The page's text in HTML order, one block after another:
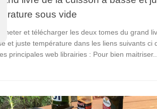
sous vide
et télécharger les deux tomes du grand
et juste température dans les liens suivants ci
principales web librairies : Pour bien maitriser...